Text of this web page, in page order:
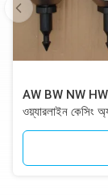
AW BW NW
ওয়্যারলাইন কেসিং